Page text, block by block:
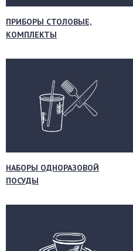
ПРИБОРЫ СТОЛОВЫЕ,
КОМПЛЕКТЫ
НАБОРЫ ОДНОРАЗОВОЙ
ПОСУДЫ